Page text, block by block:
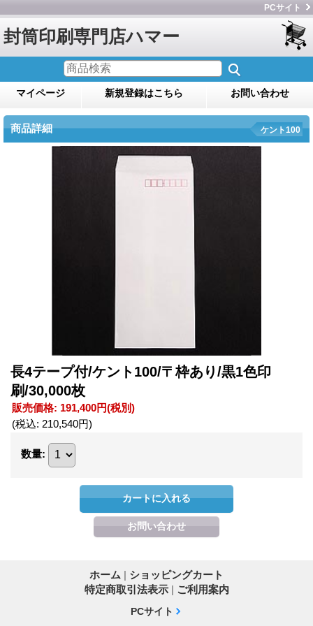
PCサイト
封筒印刷専門店ハマー
マイページ 新規登録はこちら お問い合わせ
商品詳細 ケント100
長4テープ付/ケント100/〒枠あり/黒1色印
刷/30,000枚
販売価格: 191,400円(税別)
(税込: 210,540円)
数量:
ホーム | ショッピングカート
特定商取引法表示 | ご利用案内
PCサイト